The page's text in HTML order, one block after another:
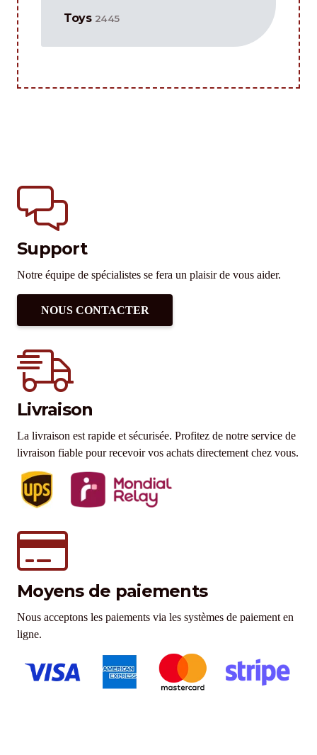
Toys 2445
Support
Notre équipe de spécialistes se fera un plaisir de vous aider.
NOUS CONTACTER
Livraison
La livraison est rapide et sécurisée. Profitez de notre service de
livraison fiable pour recevoir vos achats directement chez vous.
Moyens de paiements
Nous acceptons les paiements via les systèmes de paiement en
ligne.